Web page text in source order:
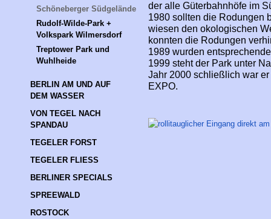
Schöneberger Südgelände
Rudolf-Wilde-Park +
Volkspark Wilmersdorf
Treptower Park und
Wuhlheide
BERLIN AM UND AUF
DEM WASSER
VON TEGEL NACH
SPANDAU
TEGELER FORST
TEGELER FLIESS
BERLINER SPECIALS
SPREEWALD
ROSTOCK
der alle Güterbahnhöfe im
1980 sollten die Rodungen
wiesen den okologischen
konnten die Rodungen
1989 wurden
1999 steht der Park unter
Jahr 2000 schließlich war
EXPO.